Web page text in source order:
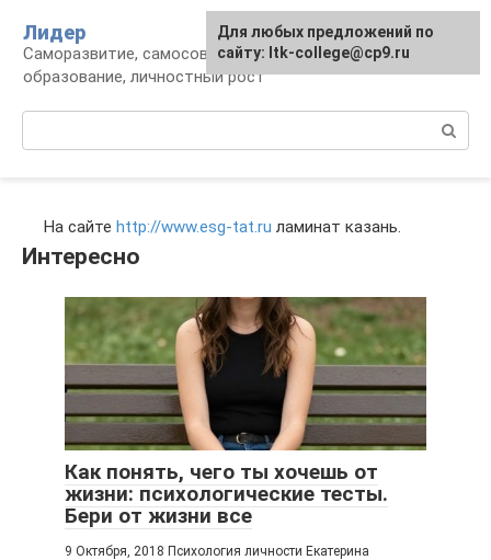
контенту
Лидер
Саморазвитие, самосовершенствование,
образование, личностный рост
На сайте http://www.esg-tat.ru ламинат казань.
Интересно
Как понять, чего ты хочешь от
жизни: психологические тесты.
Бери от жизни все
9 Октября, 2018 Психология личности Екатерина
Для любых предложений по
сайту: ltk-college@cp9.ru